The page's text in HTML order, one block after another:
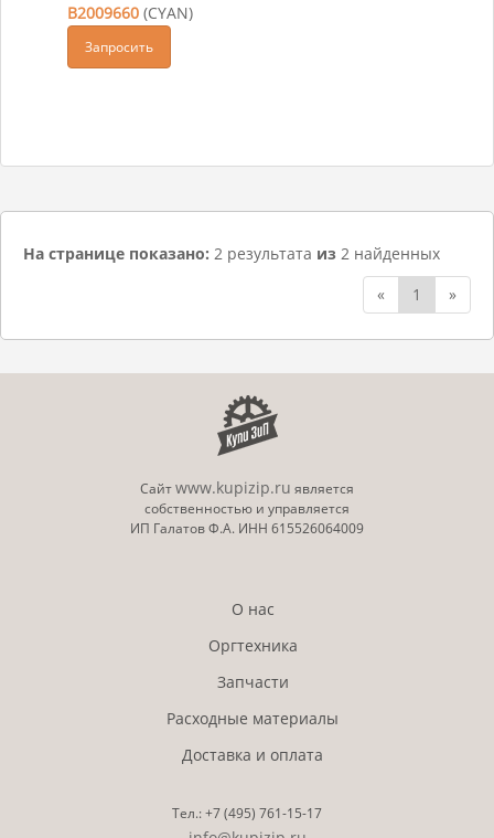
B2009660 (CYAN)
Запросить
На странице показано: 2 результата из 2 найденных
«
1 »
Сайтwww.kupizip.ru является
собственностью и управляется
ИП Галатов Ф.А. ИНН 615526064009
О нас
Оргтехника
Запчасти
Расходные материалы
Доставка и оплата
Тел.:+7 (495) 761-15-17